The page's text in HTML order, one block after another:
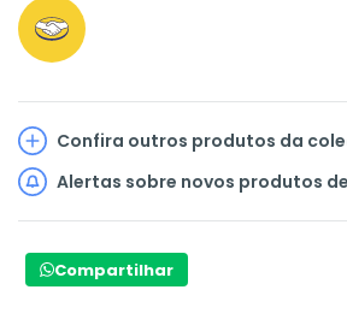
Confira outros produtos da
Alertas sobre novos produtos
Compartilhar